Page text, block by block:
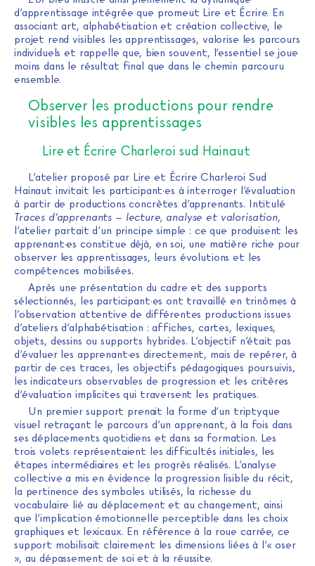
d’apprentissage intégrée que promeut Lire et Écrire. En
associant art, alphabétisation et création collective, le
projet rend visibles les apprentissages, valorise les parcours
individuels et rappelle que, bien souvent, l’essentiel se joue
moins dans le résultat final que dans le chemin parcouru
ensemble.
Observer les productions pour rendre
visibles les apprentissages
Lire et Écrire Charleroi sud Hainaut
L’atelier proposé par Lire et Écrire Charleroi Sud
Hainaut invitait les participant·es à interroger l’évaluation
à partir de productions concrètes d’apprenants. Intitulé
Traces d’apprenants – lecture, analyse et valorisation,
l’atelier partait d’un principe simple : ce que produisent les
apprenant·es constitue déjà, en soi, une matière riche pour
observer les apprentissages, leurs évolutions et les
compétences mobilisées.
Après une présentation du cadre et des supports
sélectionnés, les participant·es ont travaillé en trinômes à
l’observation attentive de différentes productions issues
d’ateliers d’alphabétisation : affiches, cartes, lexiques,
objets, dessins ou supports hybrides. L’objectif n’était pas
d’évaluer les apprenant·es directement, mais de repérer, à
partir de ces traces, les objectifs pédagogiques poursuivis,
les indicateurs observables de progression et les critères
d’évaluation implicites qui traversent les pratiques.
Un premier support prenait la forme d’un triptyque
visuel retraçant le parcours d’un apprenant, à la fois dans
ses déplacements quotidiens et dans sa formation. Les
trois volets représentaient les difficultés initiales, les
étapes intermédiaires et les progrès réalisés. L’analyse
collective a mis en évidence la progression lisible du récit,
la pertinence des symboles utilisés, la richesse du
vocabulaire lié au déplacement et au changement, ainsi
que l’implication émotionnelle perceptible dans les choix
graphiques et lexicaux. En référence à la roue carrée, ce
support mobilisait clairement les dimensions liées à l’« oser
», au dépassement de soi et à la réussite.